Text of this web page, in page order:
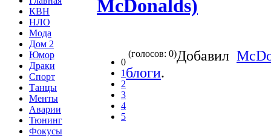
КВН
НЛО
Мода
Дом 2
Юмор
Драки
Спорт
Танцы
Менты
Аварии
Тюнинг
Фокусы
McDonalds)
0
1
2
3
4
5
(голосов: 0)Добавил
блоги.